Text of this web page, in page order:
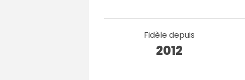
Fidèle depuis
2012